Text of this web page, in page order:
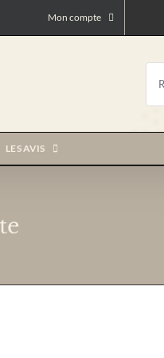
Mon compte
LES AVIS